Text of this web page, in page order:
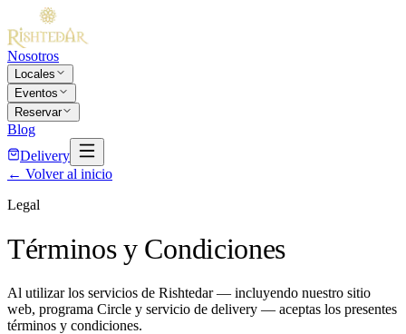
Nosotros
Locales
Eventos
Reservar
Blog
Delivery
← Volver al inicio
Legal
Términos y Condiciones
Al utilizar los servicios de Rishtedar — incluyendo nuestro sitio
web, programa Circle y servicio de delivery — aceptas los presentes
términos y condiciones.